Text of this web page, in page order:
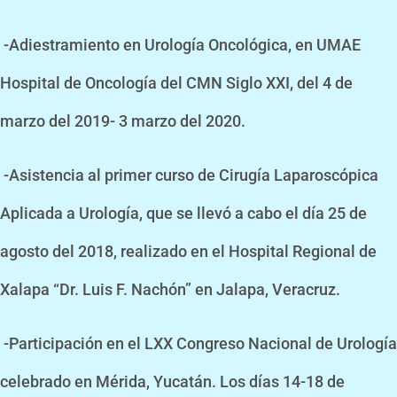
-Adiestramiento en Urología Oncológica, en UMAE
Hospital de Oncología del CMN Siglo XXI, del 4 de
marzo del 2019- 3 marzo del 2020.
-Asistencia al primer curso de Cirugía Laparoscópica
Aplicada a Urología, que se llevó a cabo el día 25 de
agosto del 2018, realizado en el Hospital Regional de
Xalapa “Dr. Luis F. Nachón” en Jalapa, Veracruz.
-Participación en el LXX Congreso Nacional de Urología
celebrado en Mérida, Yucatán. Los días 14-18 de